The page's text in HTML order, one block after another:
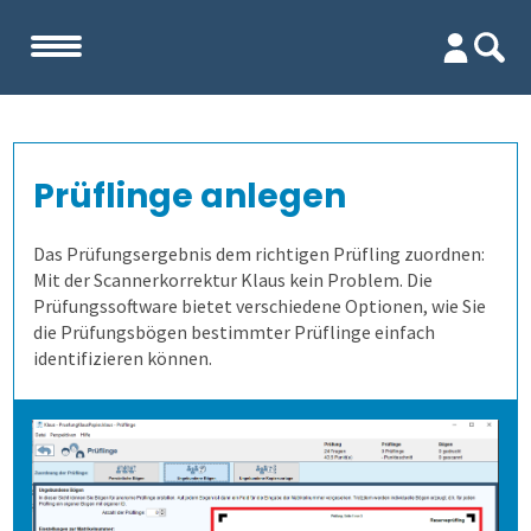
Unternehmen
Team
Firma
Kennenlernen
Referenzen
Evaluation
Wofür ist es gut?
Lehrevaluation
Kursevaluation
Wer erfährt was, und wie?
Auswertungen direkt abrufen
Wie finden wir die Antworten?
Prüfungen
Prüfungsprozess
1. Aufgaben verwalten
Prüflinge anlegen
Das Prüfungsergebnis dem richtigen Prüfling zuordnen:
Mit der Scannerkorrektur Klaus kein Problem. Die
Prüfungssoftware bietet verschiedene Optionen, wie Sie
die Prüfungsbögen bestimmter Prüflinge einfach
identifizieren können.